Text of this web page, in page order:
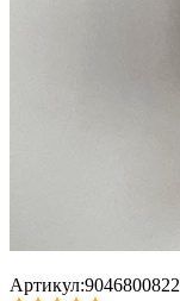
Артикул:9046800822